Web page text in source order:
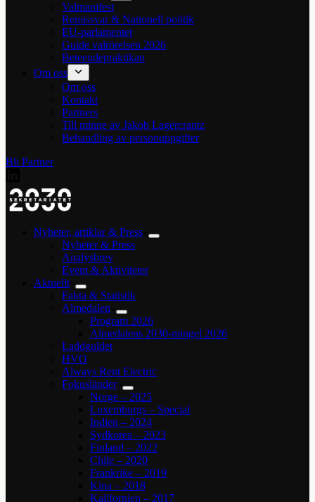
Valmanifest
Remissvar & Nationell politik
EU-parlamentet
Guide valrörelsen 2026
Beteendepraktikan
Om oss
Om oss
Kontakt
Partners
Till minne av Jakob Lagercrantz
Behandling av personuppgifter
Bli Partner
Nyheter, artiklar & Press
Nyheter & Press
Analysbrev
Event & Aktiviteter
Aktuellt
Fakta & Statistik
Almedalen
Program 2026
Almedalens 2030-mingel 2026
Laddguldet
HVO
Always Rent Electric
Fokusländer
Norge – 2025
Luxemburgs – Special
Indien – 2024
Sydkorea – 2023
Finland – 2022
Chile – 2020
Frankrike – 2019
Kina – 2018
Kalifornien – 2017